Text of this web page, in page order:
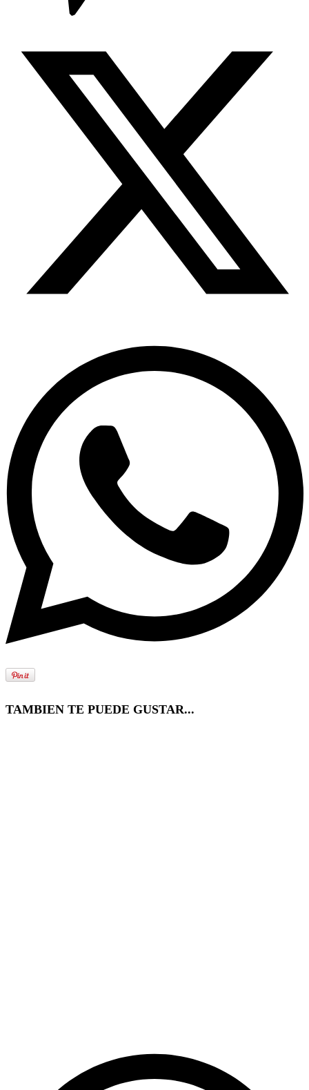
TAMBIEN TE PUEDE GUSTAR...